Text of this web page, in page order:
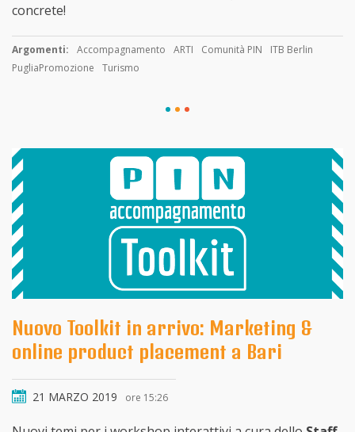
concrete!
Argomenti: Accompagnamento ARTI Comunità PIN
ITB Berlin
PugliaPromozione
Turismo
Nuovo Toolkit in arrivo: Marketing &
online product placement a Bari
21 MARZO 2019 ore 15:26